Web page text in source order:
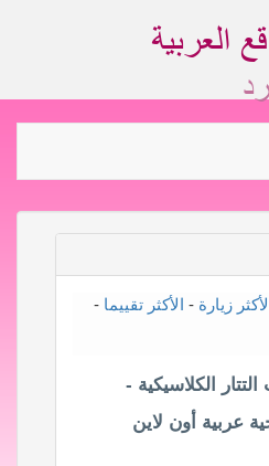
زيارة - الأكثر تقييما -
الكلاسيكية -
عربية أون لاين